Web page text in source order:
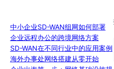
中小企业SD-WAN组网如何部署
企业远程办公的跨境网络方案
SD-WAN在不同行业中的应用案例
海外办事处网络搭建从零开始